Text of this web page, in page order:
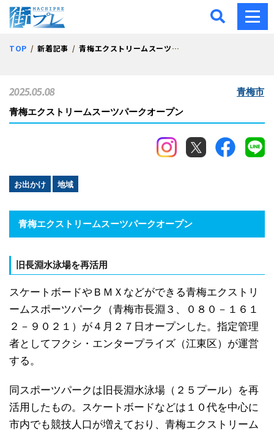
街プレ -東京・西多摩の
TOP 新着記事 青梅エクストリームスーツパークオープン
青梅エクストリームスーツパークオープン
お出かけ 地域
2025.05.08 青梅市
青梅エクストリームスーツパークオープン
旧長淵水泳場を再活用
スケートボードやＢＭＸなどができる青梅エクストリ
ームスポーツパーク（青梅市長淵３、０８０－１６１
２－９０２１）が４月２７日オープンした。指定管理
者としてフクシ・エンタープライズ（江東区）が運営
する。
同スポーツパークは旧長淵水泳場（２５プール）を再
活用したもの。スケートボードなどは１０代を中心に
市内でも競技人口が増えており、青梅エクストリーム